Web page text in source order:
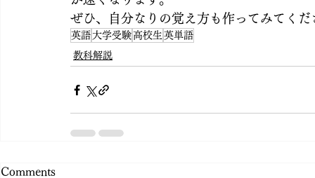
ぜひ、自分なりの覚え方も作ってみてくだ
英語 大学受験 高校生 英単語
教科解説
Comments